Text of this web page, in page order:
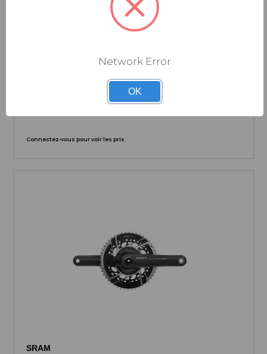
PÉDALIER RED AXS E1 2X DUB DM 170MM 50-37D
Connectez-vous pour voir les prix.
SRAM
Network Error
OK